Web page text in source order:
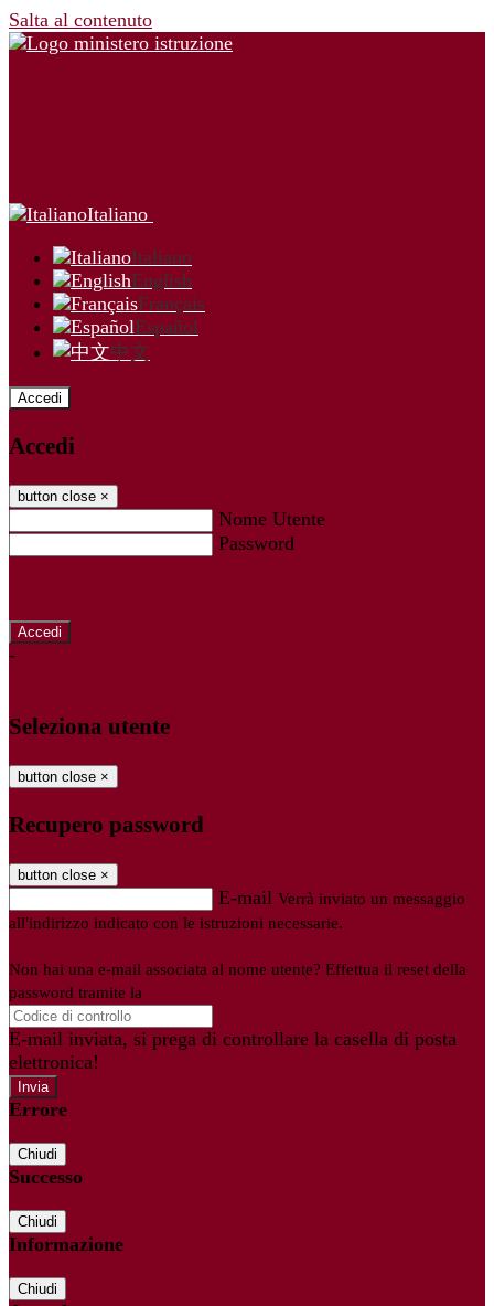
Salta al contenuto
Italiano
Italiano
English
Français
Español
中文
Accedi
Accedi
button close ×
Nome Utente
Password
-
Seleziona utente
button close ×
Recupero password
button close ×
E-mail Verrà inviato un messaggio
all'indirizzo indicato con le istruzioni necessarie.
Non hai una e-mail associata al nome utente? Effettua il reset della
password tramite la
E-mail inviata, si prega di controllare la casella di posta
elettronica!
Errore
Chiudi
Successo
Chiudi
Informazione
Chiudi